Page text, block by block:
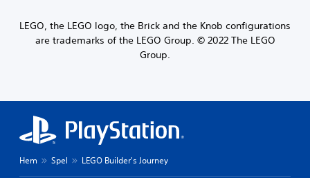
LEGO, the LEGO logo, the Brick and the Knob configurations
are trademarks of the LEGO Group. © 2022 The LEGO
Group.
Hem Spel LEGO Builder's Journey